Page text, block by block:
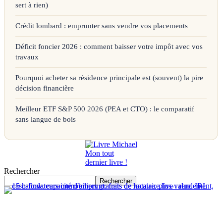
sert à rien)
Crédit lombard : emprunter sans vendre vos placements
Déficit foncier 2026 : comment baisser votre impôt avec vos
travaux
Pourquoi acheter sa résidence principale est (souvent) la pire
décision financière
Meilleur ETF S&P 500 2026 (PEA et CTO) : le comparatif
sans langue de bois
Mon tout
dernier livre !
Rechercher
Rechercher